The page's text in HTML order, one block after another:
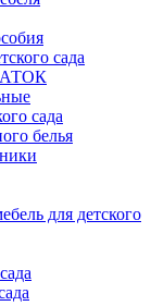
сада
сада
белья
для детского